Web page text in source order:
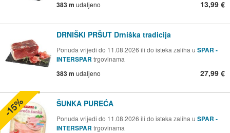
383 m udaljeno 13,99 €
DRNIŠKI PRŠUT Drniška tradicija
Ponuda vrijedi do 11.08.2026 ili do isteka zaliha u SPAR -
INTERSPAR trgovinama
383 m udaljeno 27,99 €
ŠUNKA PUREĆA
Ponuda vrijedi do 11.08.2026 ili do isteka zaliha u SPAR -
INTERSPAR trgovinama
-15%